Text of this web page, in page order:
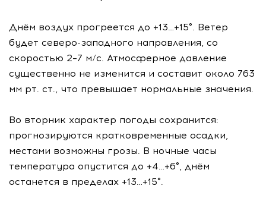
Днём воздух прогреется до +13…+15°. Ветер
будет северо-западного направления, со
скоростью 2–7 м/с. Атмосферное давление
существенно не изменится и составит около 763
мм рт. ст., что превышает нормальные значения.
Во вторник характер погоды сохранится:
прогнозируются кратковременные осадки,
местами возможны грозы. В ночные часы
температура опустится до +4…+6°, днём
останется в пределах +13…+15°.